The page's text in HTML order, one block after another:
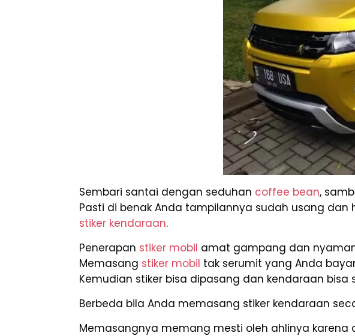
Sembari santai dengan seduhan coffee bean,
Pasti di benak Anda tampilannya sudah usang dan
stiker kendaraan.
Penerapan stiker mobil amat gampang dan
Memasang stiker mobil tak serumit yang Anda
Kemudian stiker bisa dipasang dan kendaraan bisa
Berbeda bila Anda memasang stiker kendaraan
Memasangnya memang mesti oleh ahlinya